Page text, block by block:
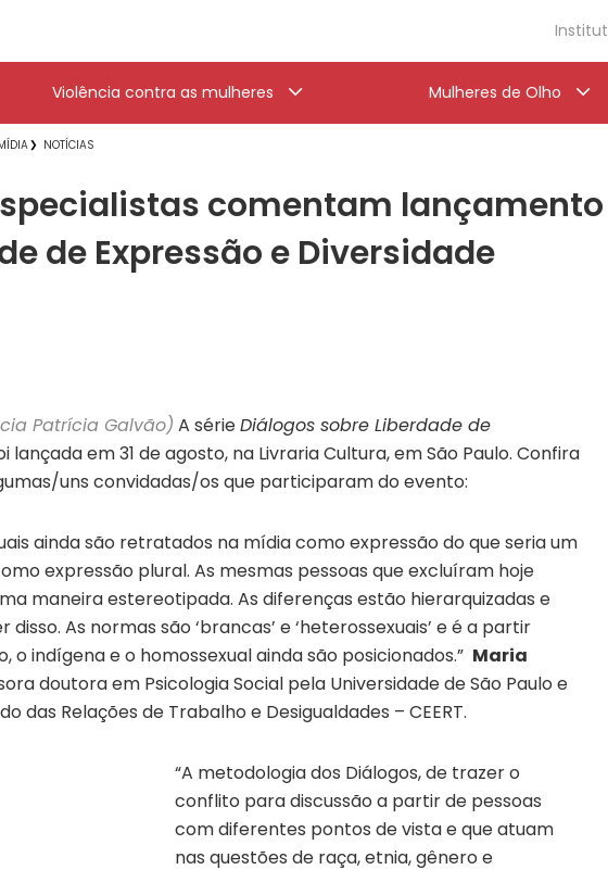
Violência contra as mulheres Mulheres de Olho
NOTÍCIAS
comentam
de Expressão e Diversidade
Patrícia Galvão) A sérieDiálogos sobre Liberdade de
lançada em 31 de agosto, na Livraria Cultura, em São Paulo. Confira
uns convidadas/os que participaram do evento:
ainda são retratados na mídia como expressão do que seria um
expressão plural. As mesmas pessoas que excluíram hoje
maneira estereotipada. As diferenças estão hierarquizadas e
As normas são ‘brancas’ e ‘heterossexuais’ e é a partir
o indígena e o homossexual ainda são posicionados.” Maria
doutora em Psicologia Social pela Universidade de São Paulo e
das Relações de Trabalho e Desigualdades – CEERT.
“A metodologia dos Diálogos, de trazer o
conflito para discussão a partir de pessoas
com diferentes pontos de vista e que atuam
nas questões de raça, etnia, gênero e